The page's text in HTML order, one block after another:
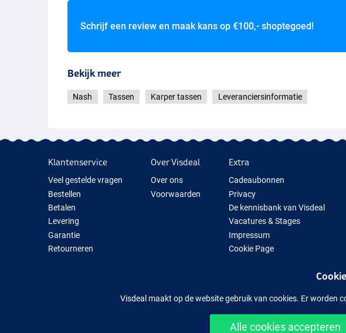
Schrijf een review en maak kans op €100,- shoptegoed!
Bekijk meer
Nash Tassen Karper tassen Leveranciersinformatie
Klantenservice
Veel gestelde vragen
Bestellen
Betalen
Levering
Garantie
Retourneren
Over Visdeal
Over ons
Voorwaarden
Extra
Cadeaubonnen
Privacy
De kennisbank van Visdeal
Vacatures & Stages
Impressum
Cookie Page
Visdeal maakt op de website gebruik van cookies. Er worden
Alle cookies accepteren